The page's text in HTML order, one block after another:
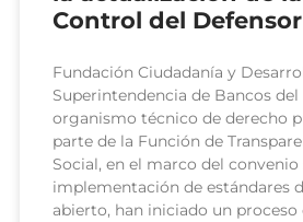
Control del
Fundación Ciudadanía y
Superintendencia de Bancos del
organismo técnico de derecho
parte de la Función de
Social, en el marco del
implementación de estándares
abierto, han iniciado un proceso